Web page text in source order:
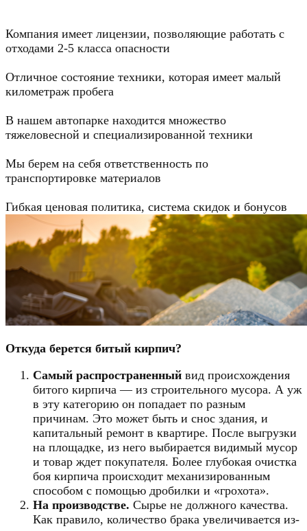
Компания имеет лицензии, позволяющие работать с
отходами 2-5 класса опасности
Отличное состояние техники, которая имеет малый
километраж пробега
В нашем автопарке находится множество
тяжеловесной и специализированной техники
Мы берем на себя ответственность по
транспортировке материалов
Гибкая ценовая политика, система скидок и бонусов
Откуда берется битый кирпич?
Самый распространенный вид происхождения
битого кирпича — из строительного мусора. А уж
в эту категорию он попадает по разным
причинам. Это может быть и снос здания, и
капитальный ремонт в квартире. После выгрузки
на площадке, из него выбирается видимый мусор
и товар ждет покупателя. Более глубокая очистка
боя кирпича происходит механизированным
способом с помощью дробилки и «грохота».
На производстве. Сырье не должного качества.
Как правило, количество брака увеличивается из-